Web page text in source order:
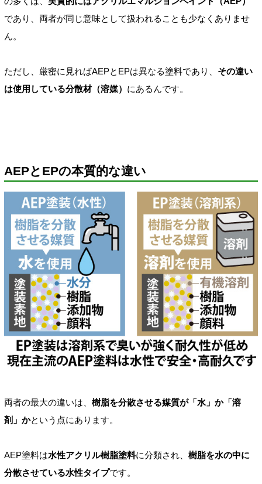
であり、両者が同じ意味として扱われることも少なくありませ
ん。
ただし、厳密に見ればAEPとEPは異なる塗料であり、 その違い
は使用している分散材（溶媒） にあるんです。
AEPとEPの本質的な違い
両者の最大の違いは、 樹脂を分散させる媒質が「水」か「溶
剤」かという点にあります。
AEP塗料は水性アクリル樹脂塗料に分類され、 樹脂を水の中に
分散させている水性タイプです。